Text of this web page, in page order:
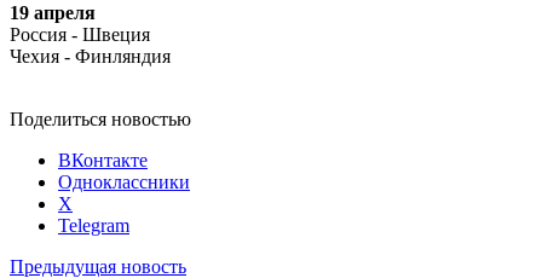
19 апреля
Россия - Швеция
Чехия - Финляндия
Поделиться новостью
ВКонтакте
Одноклассники
X
Telegram
Предыдущая новость